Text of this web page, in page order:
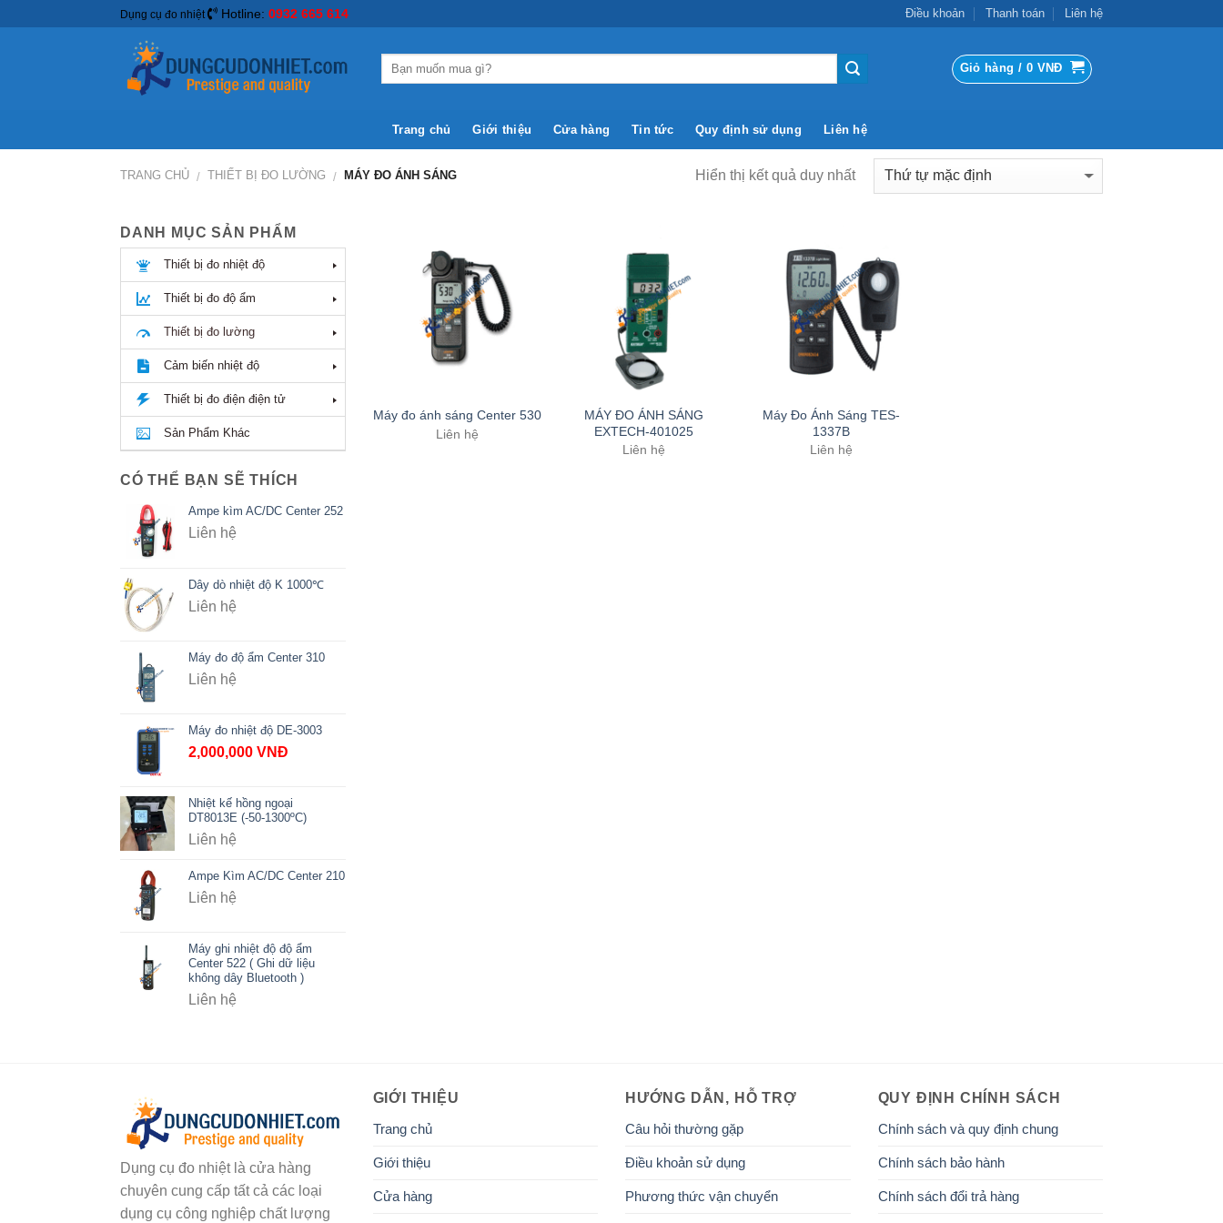
Dụng cụ đo nhiệt Hotline: 0932 665 614 Điều khoản Thanh toán Liên hệ
Giỏ hàng / 0 VNĐ
Trang chủ Giới thiệu Cửa hàng Tin tức Quy định sử dụng Liên hệ
TRANG CHỦ / THIẾT BỊ ĐO LƯỜNG / MÁY ĐO ÁNH SÁNG Hiển thị kết quả duy nhất
DANH MỤC SẢN PHẨM
Thiết bị đo nhiệt độ
Thiết bị đo độ ẩm
Thiết bị đo lường
Cảm biến nhiệt độ
Thiết bị đo điện điện tử
Sản Phẩm Khác
CÓ THỂ BẠN SẼ THÍCH
Ampe kìm AC/DC Center 252
Liên hệ
Dây dò nhiệt độ K 1000℃
Liên hệ
Máy đo độ ẩm Center 310
Liên hệ
Máy đo nhiệt độ DE-3003
2,000,000 VNĐ
Nhiệt kế hồng ngoại
DT8013E (-50-1300ºC)
Liên hệ
Ampe Kìm AC/DC Center 210
Liên hệ
Máy ghi nhiệt độ độ ẩm
Center 522 ( Ghi dữ liệu
không dây Bluetooth )
Liên hệ
Add to
Wishlist
Máy đo ánh sáng Center 530
Liên hệ
Add to
Wishlist
MÁY ĐO ÁNH SÁNG
EXTECH-401025
Liên hệ
Add to
Wishlist
Máy Đo Ánh Sáng TES-
1337B
Liên hệ
Dụng cụ đo nhiệt là cửa hàng
chuyên cung cấp tất cả các loại
dụng cụ công nghiệp chất lượng
GIỚI THIỆU
Trang chủ
Giới thiệu
Cửa hàng
HƯỚNG DẪN, HỖ TRỢ
Câu hỏi thường gặp
Điều khoản sử dụng
Phương thức vận chuyển
QUY ĐỊNH CHÍNH SÁCH
Chính sách và quy định chung
Chính sách bảo hành
Chính sách đổi trả hàng